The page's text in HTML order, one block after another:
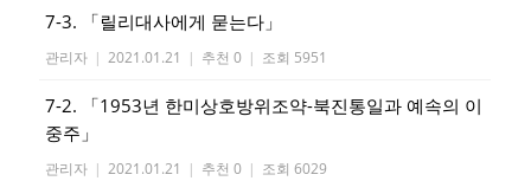
7-3. 「릴리대사에게 묻는다」
관리자 | 2021.01.21 | 추천 0 | 조회 5951
7-2. 「1953년 한미상호방위조약-북진통일과 예속의 이
중주」
관리자 | 2021.01.21 | 추천 0 | 조회 6029